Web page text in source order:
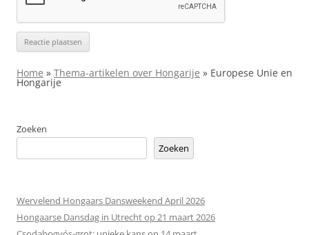
Home » Thema-artikelen over Hongarije » Europese Unie en
Hongarije
Zoeken
Zoeken
Wervelend Hongaars Dansweekend April 2026
Hongaarse Dansdag in Utrecht op 21 maart 2026